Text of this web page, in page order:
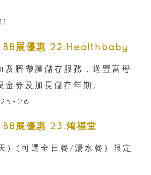
展優惠 22.Healthbaby
及臍帶膜儲存服務，送豐富母
金券及加長儲存年期。
26
展優惠 23.鴻福堂
) (可選全日餐/湯水餐) 限定